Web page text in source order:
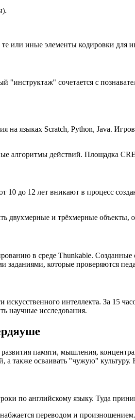
или иные элементы кодировки для
"инструктаж" сочетается с
на языках Scratch, Python, Java.
алгоритмы действий. Площадка
до 12 лет вникают в процесс
и трёхмерные объекты,
в среде Thunkable.
которые проверяются
интеллекта. За 15
научные исследования.
памяти, мышления,
а также осваивать "чужую"
по английскому языку. Туда
переводом и